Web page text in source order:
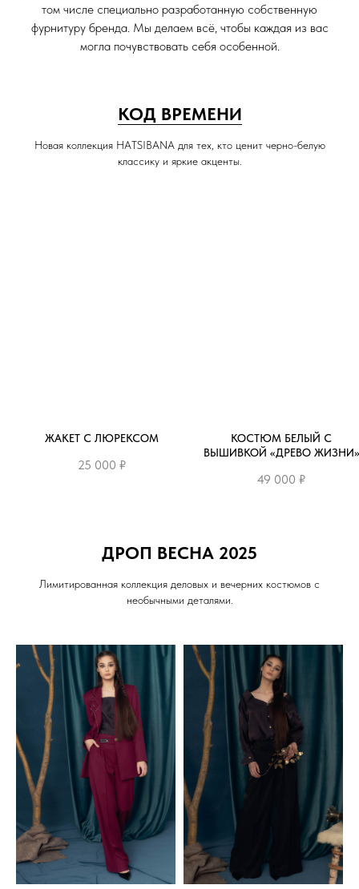
том числе специально разработанную собственную
фурнитуру бренда. Мы делаем всё, чтобы каждая из вас
могла почувствовать себя особенной.
КОД ВРЕМЕНИ
Новая коллекция HATSIBANA для тех, кто ценит черно-белую
классику и яркие акценты.
ЖАКЕТ С ЛЮРЕКСОМ
25 000 ₽
КОСТЮМ БЕЛЫЙ С
ВЫШИВКОЙ «ДРЕВО ЖИЗНИ»
49 000 ₽
ДРОП ВЕСНА 2025
Лимитированная коллекция деловых и вечерних костюмов с
необычными деталями.